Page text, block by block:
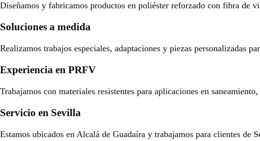
Diseñamos y fabricamos productos en poliéster reforzado con fibra de
Soluciones a medida
Realizamos trabajos especiales, adaptaciones y piezas personalizadas
Experiencia en PRFV
Trabajamos con materiales resistentes para aplicaciones en
Servicio en Sevilla
Estamos ubicados en Alcalá de Guadaíra y trabajamos para clientes de